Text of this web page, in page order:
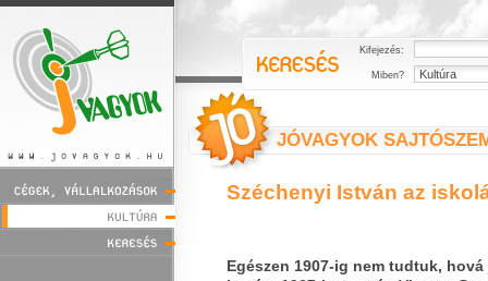
Kifejezés:
Miben?
JÓVAGYOK
Széchenyi István az
Egészen 1907-ig nem tudtuk,